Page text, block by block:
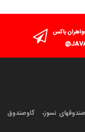
باکس
نسوز، گاوصندوق